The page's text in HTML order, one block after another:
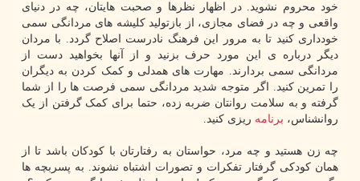
خود محروم نشوید. در اظهار نظرها و صحبت هایتان، چه در دنیای
واقعی و چه در فضای مجازی، از بازتولید کلیشه های مردانگی سمی
خودداری کنید تا به مرور این فرهنگ نادرست اصلاح گردد. با مردان
دیگر درباره ی این مورد حرف بزنید و از آنها بخواهید دست از
مردانگی سمی بردارند. مهارت های همدلی و کمک کردن به دیگران
را تمرین کنید. اگر متوجه شدید مردانگی سمی فرصت ها را از شما
گرفته و به سلامت روانتان ضربه زده، حتما برای کمک گرفتن از یک
روانشناس، برنامه ریزی کنید.
چه زن هستید و چه مرد، حواستان به رفتارتان با کودکان باشد تا از
همان کودکی گرفتار تفکرات و تصورات اشتباه نشوند. به پسربچه ها